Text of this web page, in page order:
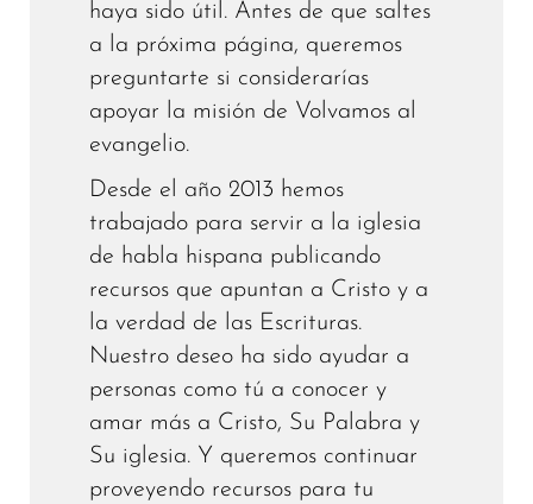
haya sido útil. Antes de que saltes
a la próxima página, queremos
preguntarte si considerarías
apoyar la misión de Volvamos al
evangelio.
Desde el año 2013 hemos
trabajado para servir a la iglesia
de habla hispana publicando
recursos que apuntan a Cristo y a
la verdad de las Escrituras.
Nuestro deseo ha sido ayudar a
personas como tú a conocer y
amar más a Cristo, Su Palabra y
Su iglesia. Y queremos continuar
proveyendo recursos para tu